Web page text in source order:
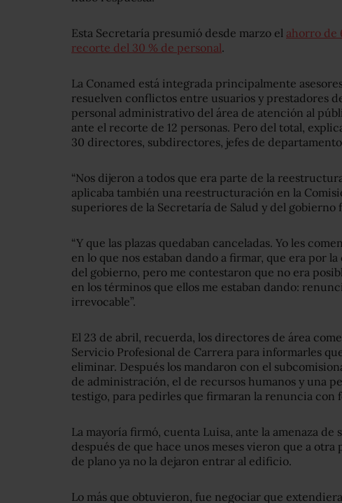
Esta Secretaría presumió desde marzo el ahorro de
recorte del 30 % de personal.
La Conamed está integrada principalmente
resuelven conflictos entre usuarios y prestadores
personal administrativo del área de atención al
ante el recorte de 12 personas. Pero del total,
30 directores, subdirectores, jefes de
“Nos dijeron a todos que era parte de la
aplicaba también una reestructuración en la
superiores de la Secretaría de Salud y del gobierno
“Y que las plazas quedaban canceladas. Yo les
en lo que nos estaban dando a firmar, que era por
del gobierno, pero me contestaron que no era
en los términos que ellos me estaban dando:
irrevocable”.
El 23 de abril, recuerda, los directores de área
Servicio Profesional de Carrera para informarles
eliminar. Después los mandaron con el
de administración, el de recursos humanos y una
testigo, para pedirles que firmaran la renuncia con
La mayoría firmó, cuenta Luisa, ante la amenaza de
después de que hace unos meses vieron que a otra
de plano ya no la dejaron entrar al edificio.
Lo más que obtuvieron, fue negociar que